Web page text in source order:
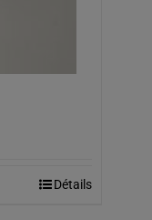
Détails